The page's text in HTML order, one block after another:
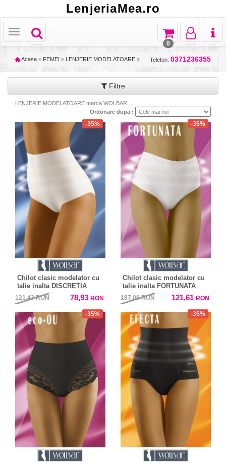
LenjeriaMea.ro
Toggle
navigation
Toggle
Toggle
navigation
Toggle
navigation
Toggle
navigation
0
Acasa » FEMEI » LENJERIE MODELATOARE » Telefon: 0371236355
Filtre
LENJERIE MODELATOARE marca WOLBAR
Ordonare dupa :
-35%
Chilot clasic modelator cu
talie inalta DISCRETIA
121,43RON 78,93 RON
-35%
Chilot clasic modelator cu
talie inalta FORTUNATA
187,09RON 121,61 RON
-35% -35%